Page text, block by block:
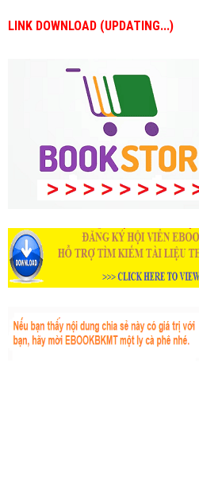
LINK DOWNLOAD (UPDATING...)